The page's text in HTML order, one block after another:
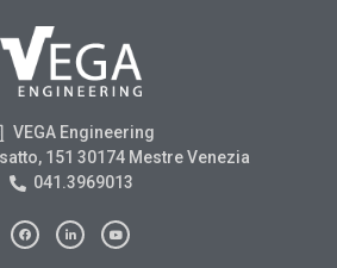
VEGA Engineering
151 30174 Mestre Venezia
041.3969013